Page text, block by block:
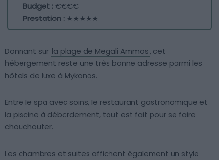
Budget :€€€€
Prestation : ★★★★★
Donnant sur la plage de Megali Ammos, cet
hébergement reste une très bonne adresse parmi les
hôtels de luxe à Mykonos.
Entre le spa avec soins, le restaurant gastronomique et
la piscine à débordement, tout est fait pour se faire
chouchouter.
Les chambres et suites affichent également un style